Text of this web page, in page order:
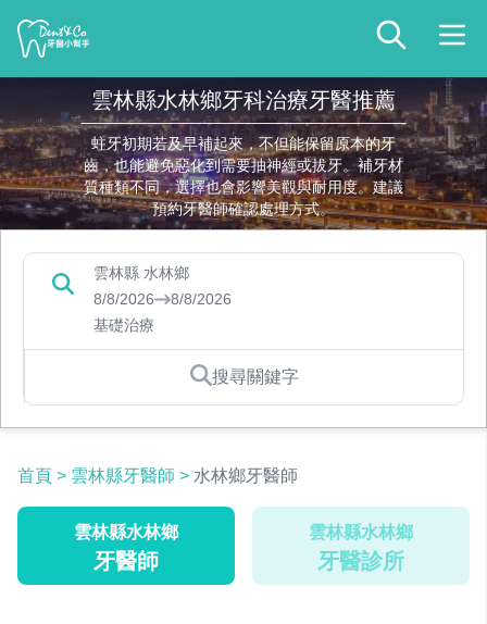
雲林縣水林鄉牙科治療牙醫推薦
蛀牙初期若及早補起來，不但能保留原本的牙
齒，也能避免惡化到需要抽神經或拔牙。補牙材
質種類不同，選擇也會影響美觀與耐用度。建議
預約牙醫師確認處理方式。
雲林縣 水林鄉
8/8/2026
8/8/2026
基礎治療
搜尋關鍵字
首頁 > 雲林縣牙醫師 > 水林鄉牙醫師
雲林縣水林鄉
牙醫師
雲林縣水林鄉
牙醫診所